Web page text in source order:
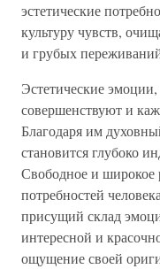
эстетические
культуру чувств,
и грубых
Эстетические
совершенствуют и
Благодаря им
становится глубоко
Свободное и широкое
потребностей
присущий склад
интересной и
ощущение своей